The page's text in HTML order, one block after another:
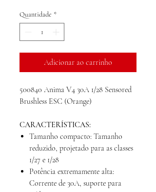
Quantidade *
Adicionar ao carrinho
500840 Anima V4 30A 1/28 Sensored
Brushless ESC (Orange)
CARACTERÍSTICAS:
Tamanho compacto: Tamanho
reduzido, projetado para as classes
1/27 e 1/28
Potência extremamente alta:
Corrente de 30A, suporte para